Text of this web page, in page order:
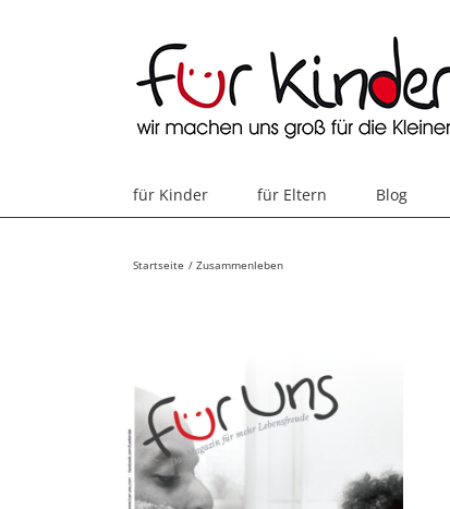
für Kinder für Eltern Blog
Startseite Zusammenleben